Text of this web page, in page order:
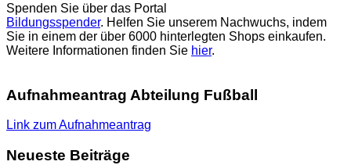
Spenden Sie über das Portal
Bildungsspender. Helfen Sie unserem Nachwuchs, indem
Sie in einem der über 6000 hinterlegten Shops einkaufen.
Weitere Informationen finden Sie hier.
Aufnahmeantrag Abteilung Fußball
Link zum Aufnahmeantrag
Neueste Beiträge